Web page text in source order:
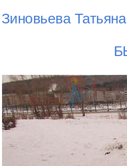
Зиновьева